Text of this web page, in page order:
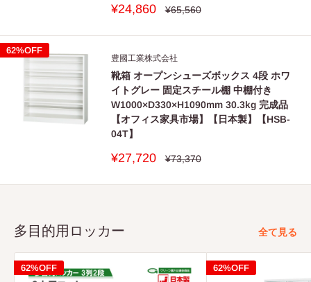
保証期間は社団法人日本オフィス家貝協会(JOIFA)のガイド
いただきます。
1年
外観・表面
仕上げ
塗装・樹脂部品の変色、退色や磨耗
機構部・可
扉の開閉．錠前などの故障
強度・構造体にかかわる破損
労働時間を想定しています。
■アフタ一部品は製品廃番後5年間対応いたします。
販
価
¥24,860
通
格
¥65,560
62%OFF
豊國工業株式会社
靴箱 オープンシューズボックス 4段 ホワ
イトグレー 固定スチール棚 中棚付き
W1000×D330×H1090mm 30.3kg 完成品
【オフィス家具市場】【日本製】【HSB-
04T】
販
価
¥27,720
通
格
¥73,370
多目的用ロッカー 全て見る
62%OFF 62%OFF